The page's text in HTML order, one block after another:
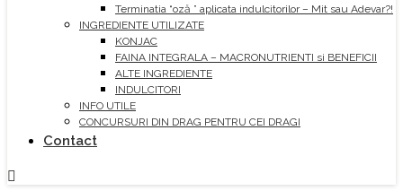
Terminatia “oză ” aplicata indulcitorilor – Mit sau Adevar?!
INGREDIENTE UTILIZATE
KONJAC
FAINA INTEGRALA – MACRONUTRIENTI si BENEFICII
ALTE INGREDIENTE
INDULCITORI
INFO UTILE
CONCURSURI DIN DRAG PENTRU CEI DRAGI
Contact